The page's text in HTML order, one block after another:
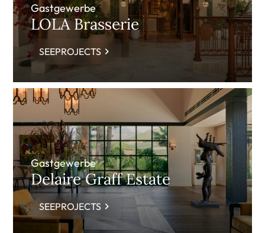
Gastgewerbe
LOLA Brasserie
SEEPROJECTS
Gastgewerbe
Delaire Graff Estate
SEEPROJECTS